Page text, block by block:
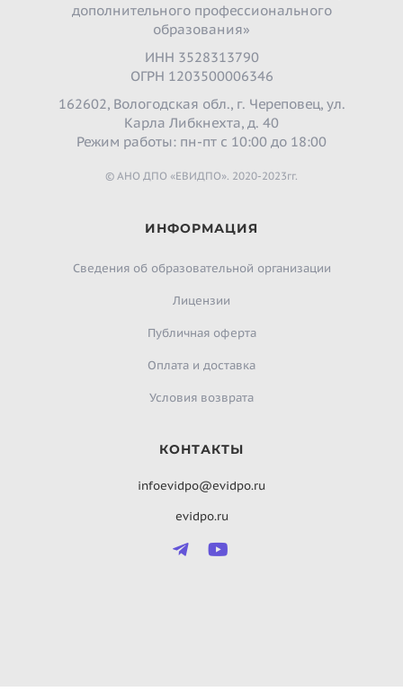
дополнительного профессионального
образования»
ИНН 3528313790
ОГРН 1203500006346
162602, Вологодская обл., г. Череповец, ул.
Карла Либкнехта, д. 40
Режим работы: пн-пт с 10:00 до 18:00
© АНО ДПО «ЕВИДПО». 2020-2023гг.
ИНФОРМАЦИЯ
Сведения об образовательной организации
Лицензии
Публичная оферта
Оплата и доставка
Условия возврата
КОНТАКТЫ
infoevidpo@evidpo.ru
evidpo.ru